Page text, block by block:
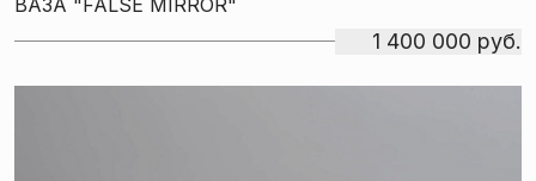
1 400 000 руб.